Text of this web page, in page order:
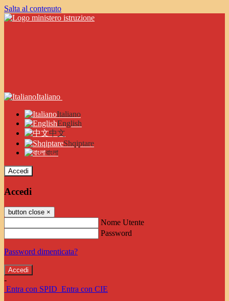
Salta al contenuto
Italiano
Italiano
English
中文
Shqiptare
বাংলা
Accedi
Accedi
button close ×
Nome Utente
Password
Password dimenticata?
-
Entra con SPID Entra con CIE